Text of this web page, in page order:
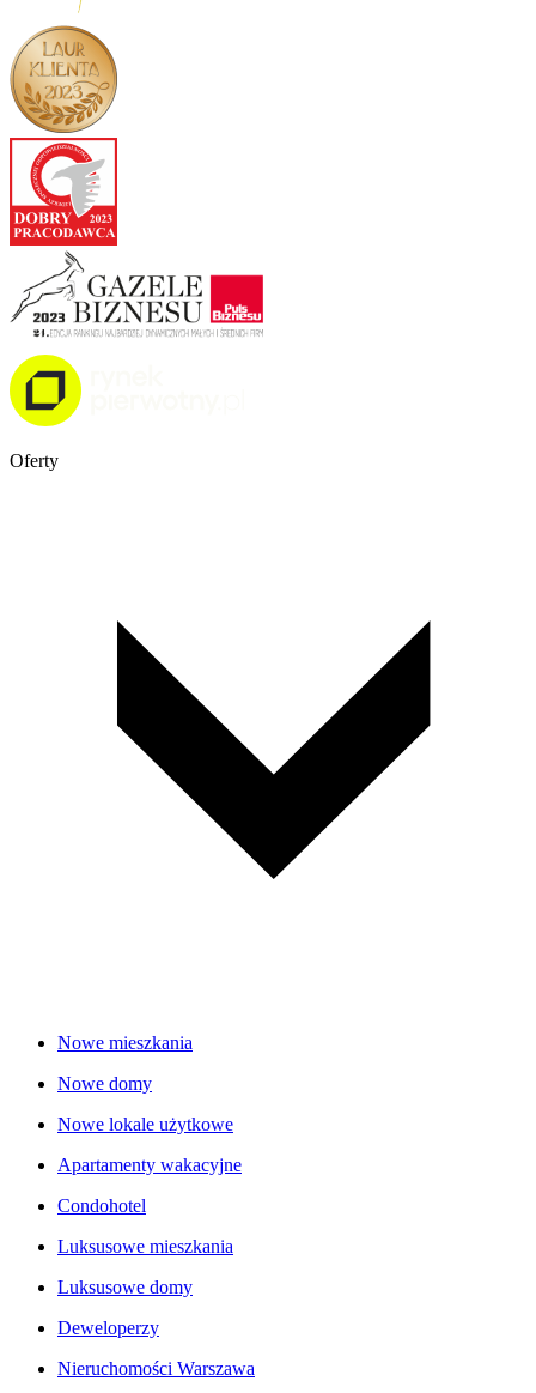
Oferty
Nowe mieszkania
Nowe domy
Nowe lokale użytkowe
Apartamenty wakacyjne
Condohotel
Luksusowe mieszkania
Luksusowe domy
Deweloperzy
Nieruchomości Warszawa